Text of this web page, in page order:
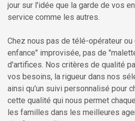
jour sur l'idée que la garde de vos
service comme les autres.
Chez nous pas de télé-opérateur
enfance" improvisée, pas de
d'artifices. Nos critères de qualité
vos besoins, la rigueur dans nos
ainsi qu'un suivi personnalisé pour
cette qualité qui nous permet
les familles dans les meilleures